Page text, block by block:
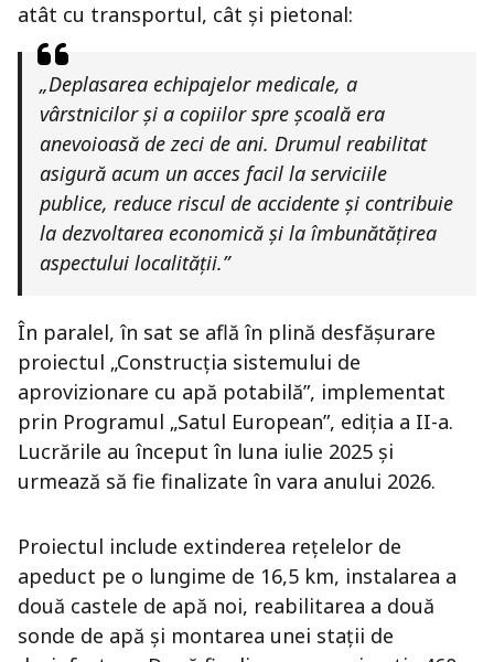
atât cu transportul, cât și pietonal:
„Deplasarea echipajelor medicale, a
vârstnicilor și a copiilor spre școală era
anevoioasă de zeci de ani. Drumul reabilitat
asigură acum un acces facil la serviciile
publice, reduce riscul de accidente și contribuie
la dezvoltarea economică și la îmbunătățirea
aspectului localității.”
În paralel, în sat se află în plină desfășurare
proiectul „Construcția sistemului de
aprovizionare cu apă potabilă”, implementat
prin Programul „Satul European”, ediția a II-a.
Lucrările au început în luna iulie 2025 și
urmează să fie finalizate în vara anului 2026.
Proiectul include extinderea rețelelor de
apeduct pe o lungime de 16,5 km, instalarea a
două castele de apă noi, reabilitarea a două
sonde de apă și montarea unei stații de